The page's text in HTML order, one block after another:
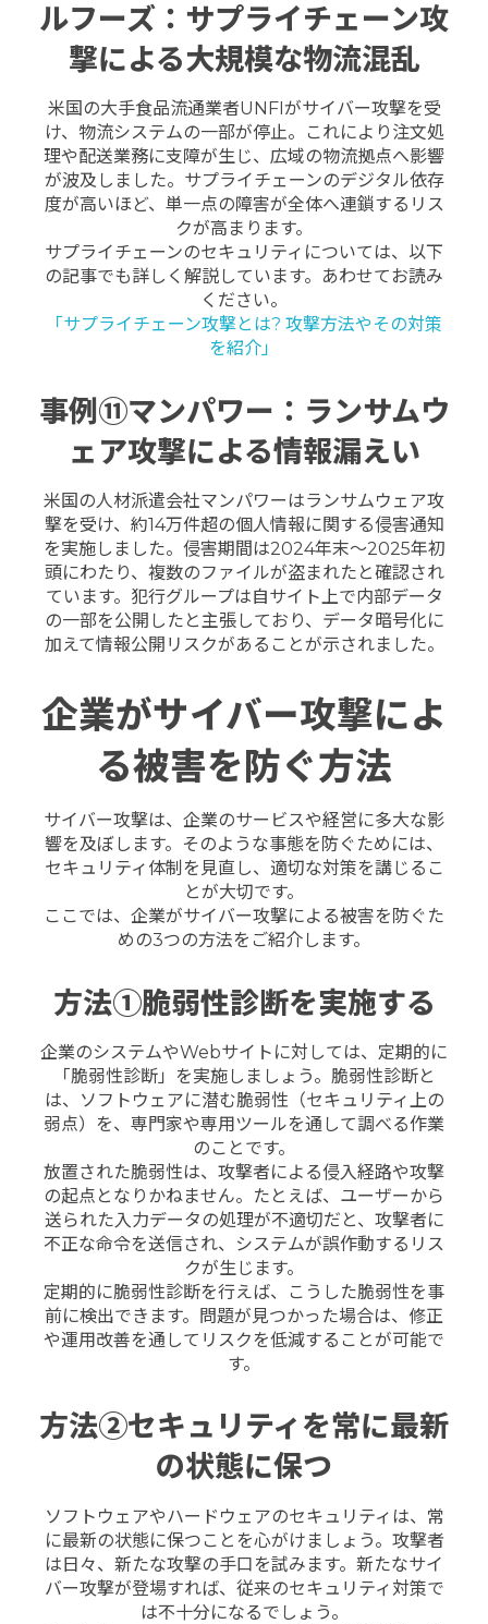
ルフーズ：サプライチェーン攻
撃による大規模な物流混乱
米国の大手食品流通業者UNFIがサイバー攻撃を受
け、物流システムの一部が停止。これにより注文処
理や配送業務に支障が生じ、広域の物流拠点へ影響
が波及しました。 サプライチェーンのデジタル依存
度が高いほど、単一点の障害が全体へ連鎖するリス
クが高まります。
サプライチェーンのセキュリティについては、以下
の記事でも詳しく解説しています。あわせてお読み
ください。
「サプライチェーン攻撃とは? 攻撃方法やその対策
を紹介」
事例⑪マンパワー：ランサムウ
ェア攻撃による情報漏えい
米国の人材派遣会社マンパワーはランサムウェア攻
撃を受け、約14万件超の個人情報に関する侵害通知
を実施しました。侵害期間は2024年末〜2025年初
頭にわたり、複数のファイルが盗まれたと確認され
ています。 犯行グループは自サイト上で内部データ
の一部を公開したと主張しており、データ暗号化に
加えて情報公開リスクがあることが示されました。
企業がサイバー攻撃によ
る被害を防ぐ方法
サイバー攻撃は、企業のサービスや経営に多大な影
響を及ぼします。そのような事態を防ぐためには、
セキュリティ体制を見直し、適切な対策を講じるこ
とが大切です。
ここでは、企業がサイバー攻撃による被害を防ぐた
めの3つの方法をご紹介します。
方法①脆弱性診断を実施する
企業のシステムやWebサイトに対しては、定期的に
「脆弱性診断」を実施しましょう。脆弱性診断と
は、ソフトウェアに潜む脆弱性（セキュリティ上の
弱点）を、専門家や専用ツールを通して調べる作業
のことです。
放置された脆弱性は、攻撃者による侵入経路や攻撃
の起点となりかねません。たとえば、ユーザーから
送られた入力データの処理が不適切だと、攻撃者に
不正な命令を送信され、システムが誤作動するリス
クが生じます。
定期的に脆弱性診断を行えば、こうした脆弱性を事
前に検出できます。問題が見つかった場合は、修正
や運用改善を通してリスクを低減することが可能で
す。
方法②セキュリティを常に最新
の状態に保つ
ソフトウェアやハードウェアのセキュリティは、常
に最新の状態に保つことを心がけましょう。攻撃者
は日々、新たな攻撃の手口を試みます。新たなサイ
バー攻撃が登場すれば、従来のセキュリティ対策で
は不十分になるでしょう。